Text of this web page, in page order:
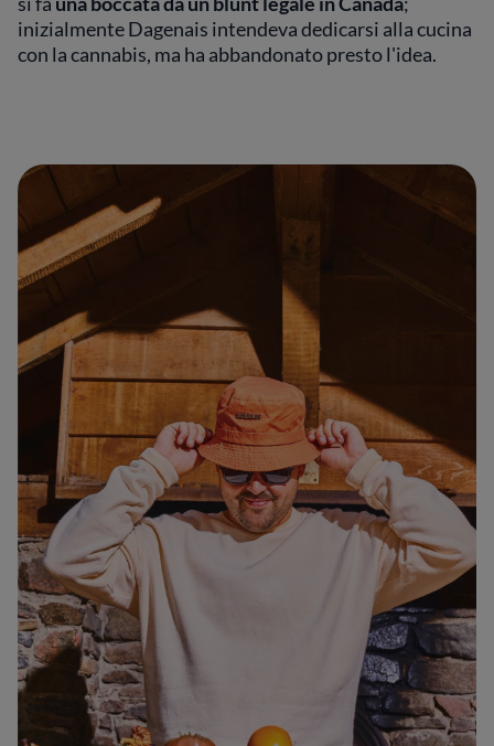
inizialmente Dagenais intendeva dedicarsi alla cucina
con la cannabis, ma ha abbandonato presto l'idea.